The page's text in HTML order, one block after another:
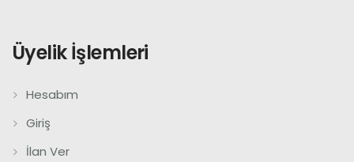
Üyelik İşlemleri
Hesabım
Giriş
İlan Ver